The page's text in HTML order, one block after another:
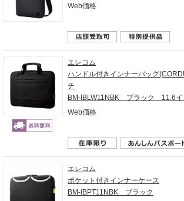
Web価格
エレコム
ハンドル付きインナーバッグ
チ
BM-IBLW11NBK ブラック 11.6イ
Web価格
エレコム
ポケット付きインナーケース
BM-IBPT11NBK ブラック